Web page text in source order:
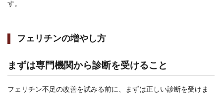
す。
フェリチンの増やし方
まずは専門機関から診断を受けること
フェリチン不足の改善を試みる前に、まずは正しい診断を受けま